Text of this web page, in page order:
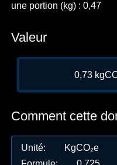
une portion (kg) : 0,47
Valeur
0,73
Comment cette
Unité:
KgCO₂e